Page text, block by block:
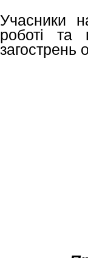
Учасники
роботі та
загострень